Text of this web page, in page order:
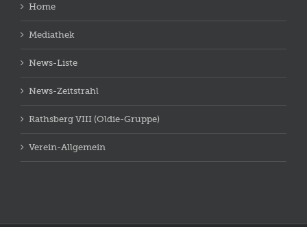
Home
Mediathek
News-Liste
News-Zeitstrahl
Rathsberg VIII (Oldie-Gruppe)
Verein-Allgemein